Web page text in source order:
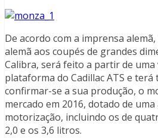
De acordo com a imprensa
alemã aos coupés de grandes
Calibra, será feito a partir de uma
plataforma do Cadillac ATS e terá
confirmar-se a sua produção, o
mercado em 2016, dotado de
motorização, incluindo os de
2,0 e os 3,6 litros.